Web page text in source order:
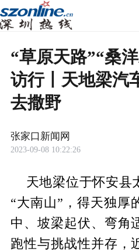
“草原天路”“桑
访行丨天地梁汽
去撒野
张家口新闻网
2023-09-08 10:22:26
天地梁位于怀安县
“大南山”，得天独厚
中、坡梁起伏、弯角
跑性与挑战性并存，